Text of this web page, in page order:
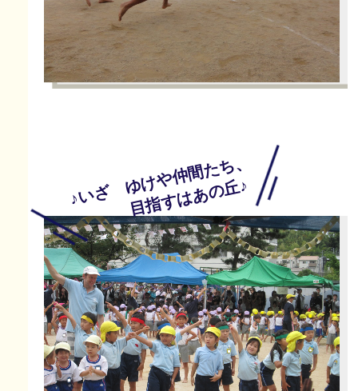
年長児のリレー「バトンをつなげ！！」
♪いざ ゆけや仲間たち、
目指すはあの丘♪